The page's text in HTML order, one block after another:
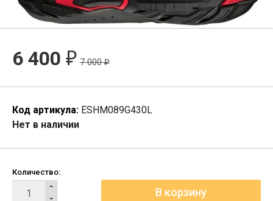
6 400 ₽ 7 000₽
Код артикула: ESHM089G430L
Нет в наличии
Количество: